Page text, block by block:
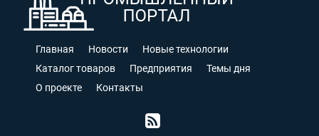
Главная Новости
Новые технологии
Каталог товаров
Предприятия
Темы дня
О проекте
Контакты